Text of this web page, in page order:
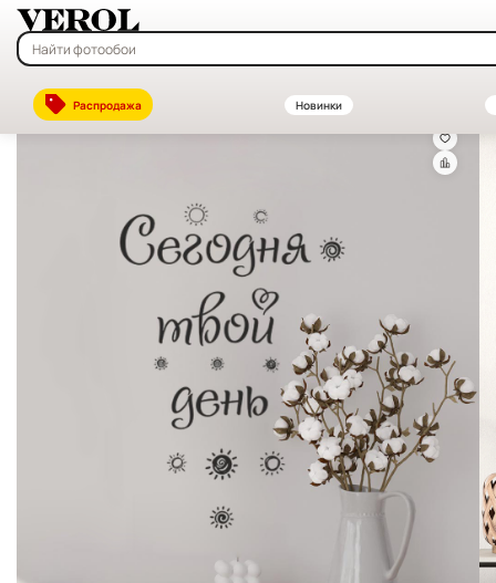
Распродажа Новинки
Главная—Каталог